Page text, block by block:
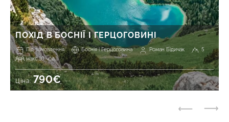
ПОХІД В БОСНІЇ І ГЕРЦОГОВИНІ
Під замовлення Боснія і Герцоговина Роман Бідичак
5
макс 10 чол.
Ціна:790€